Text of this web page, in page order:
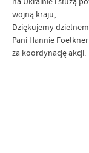
wojną kraju,
Dziękujemy
Pani Hannie
za koordynację akcji.